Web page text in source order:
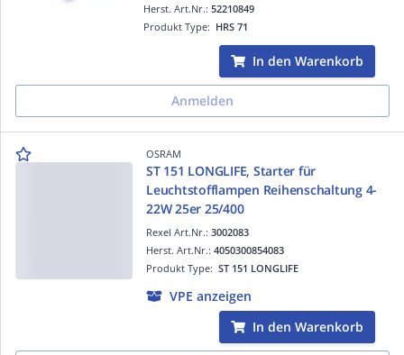
Produkt Type: HRS 71
Herst. Art.Nr.:52210849
In den Warenkorb
Anmelden
OSRAM
ST 151 LONGLIFE, Starter für
Leuchtstofflampen Reihenschaltung 4-
22W 25er 25/400
Rexel Art.Nr.: 3002083
Produkt Type: ST 151 LONGLIFE
Herst. Art.Nr.: 4050300854083
VPE anzeigen
In den Warenkorb